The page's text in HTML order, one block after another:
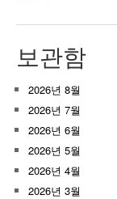
보관함
2026년 8월
2026년 7월
2026년 6월
2026년 5월
2026년 4월
2026년 3월